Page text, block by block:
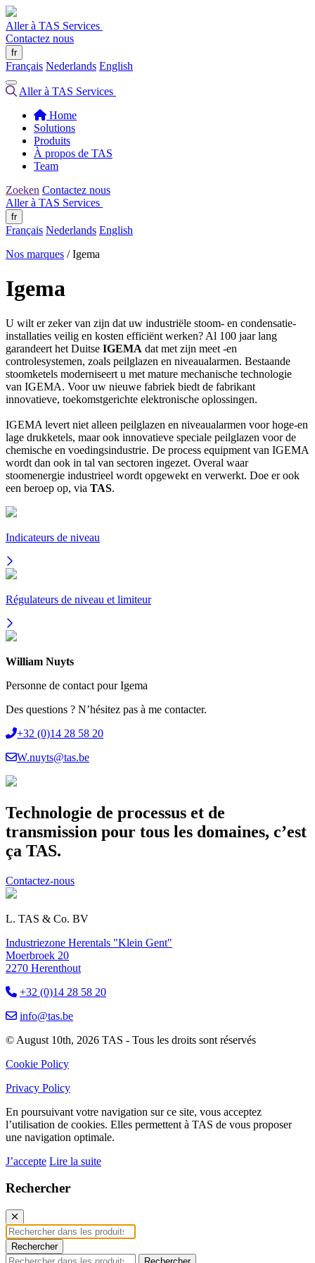
Aller à TAS Services
Contactez nous
fr
Français Nederlands English
Aller à TAS Services
Home
Solutions
Produits
À propos de TAS
Team
Zoeken Contactez nous
Aller à TAS Services
fr
Français Nederlands English
Nos marques / Igema
Igema
U wilt er zeker van zijn dat uw industriële stoom- en condensatie-
installaties veilig en kosten efficiënt werken? Al 100 jaar lang
garandeert het Duitse IGEMA dat met zijn meet -en
controlesystemen, zoals peilglazen en niveaualarmen. Bestaande
stoomketels moderniseert u met mature mechanische technologie
van IGEMA. Voor uw nieuwe fabriek biedt de fabrikant
innovatieve, toekomstgerichte elektronische oplossingen.
IGEMA levert niet alleen peilglazen en niveaualarmen voor hoge-en
lage drukketels, maar ook innovatieve speciale peilglazen voor de
chemische en voedingsindustrie. De process equipment van IGEMA
wordt dan ook in tal van sectoren ingezet. Overal waar
stoomenergie industrieel wordt opgewekt en verwerkt. Doe er ook
een beroep op, via TAS.
Indicateurs de niveau
Régulateurs de niveau et limiteur
William Nuyts
Personne de contact pour Igema
Des questions ? N’hésitez pas à me contacter.
+32 (0)14 28 58 20
W.nuyts@tas.be
Technologie de processus et de
transmission pour tous les domaines, c’est
ça TAS.
Contactez-nous
L. TAS & Co. BV
Industriezone Herentals "Klein Gent"
Moerbroek 20
2270 Herenthout
+32 (0)14 28 58 20
info@tas.be
© August 10th, 2026 TAS - Tous les droits sont réservés
Cookie Policy
Privacy Policy
En poursuivant votre navigation sur ce site, vous acceptez
l’utilisation de cookies. Elles permettent à TAS de vous proposer
une navigation optimale.
J’accepte Lire la suite
Rechercher
Rechercher